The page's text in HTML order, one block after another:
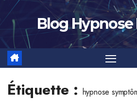
Skip
content
Blog Hypnose
Étiquette : hypnose